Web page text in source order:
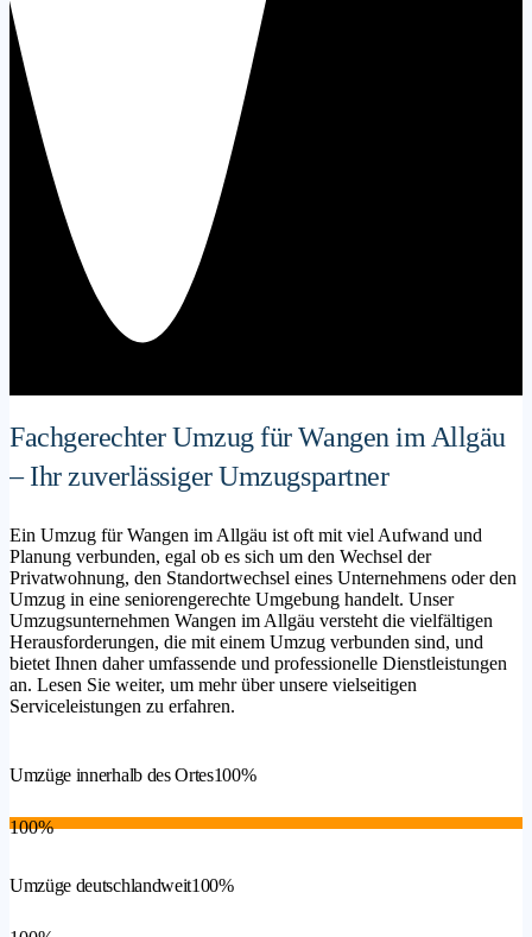
Fachgerechter Umzug für Wangen im Allgäu
– Ihr zuverlässiger Umzugspartner
Ein Umzug für Wangen im Allgäu ist oft mit viel Aufwand und
Planung verbunden, egal ob es sich um den Wechsel der
Privatwohnung, den Standortwechsel eines Unternehmens oder den
Umzug in eine seniorengerechte Umgebung handelt. Unser
Umzugsunternehmen Wangen im Allgäu versteht die vielfältigen
Herausforderungen, die mit einem Umzug verbunden sind, und
bietet Ihnen daher umfassende und professionelle Dienstleistungen
an. Lesen Sie weiter, um mehr über unsere vielseitigen
Serviceleistungen zu erfahren.
Umzüge innerhalb des Ortes100%
100%
Umzüge deutschlandweit100%